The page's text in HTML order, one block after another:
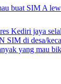
buat SIM A
Kediri jaya
SIM di desa/
yang mau